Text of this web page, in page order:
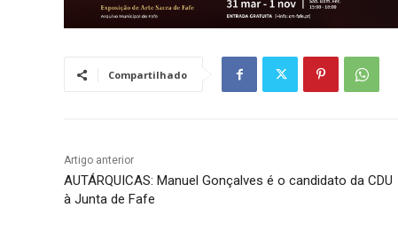
Compartilhado
Artigo anterior
AUTÁRQUICAS: Manuel Gonçalves é o candidato da CDU
à Junta de Fafe